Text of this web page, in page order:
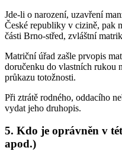
Jde-li o narození, uzavření
České republiky v cizině, pak
části Brno-střed, zvláštní
Matriční úřad zašle prvopis
doručenku do vlastních rukou
průkazu totožnosti.
Při ztrátě rodného, oddacího
vydat jeho druhopis.
5. Kdo je oprávněn v
apod.)